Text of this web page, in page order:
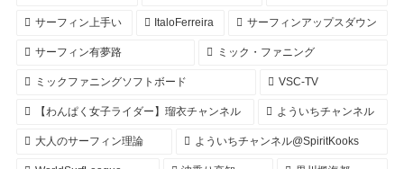
サーフィン上手い ItaloFerreira サーフィンアップスダウン
サーフィン有夢路 ミック・ファニング
ミックファニングソフトボード VSC-TV
【わんぱく女子ライダー】瑠衣チャンネル よういちチャンネル
大人のサーフィン理論 よういちチャンネル@SpiritKooks